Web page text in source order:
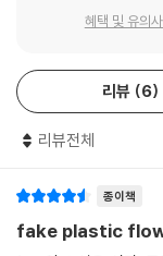
대한 풍자는 독자들의
텐더 브랜슨. 그의 캐
는 그의 냉담한 시선 때
이다. 사회가 엉터리
쳐지는 레이저 쇼에서
니면 지난 23년간 영화
원이? 어쩌면 텐더 브
혜택 및 유의
리뷰 6
리뷰전체
종이책
fake plastic